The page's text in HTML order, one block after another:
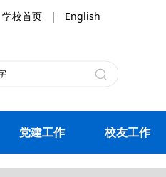
学校首页 | English
党建工作 校友工作